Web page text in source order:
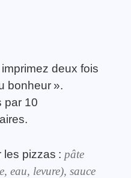
deux fois
bonheur ».
par 10
les pizzas : pâte
eau, levure), sauce